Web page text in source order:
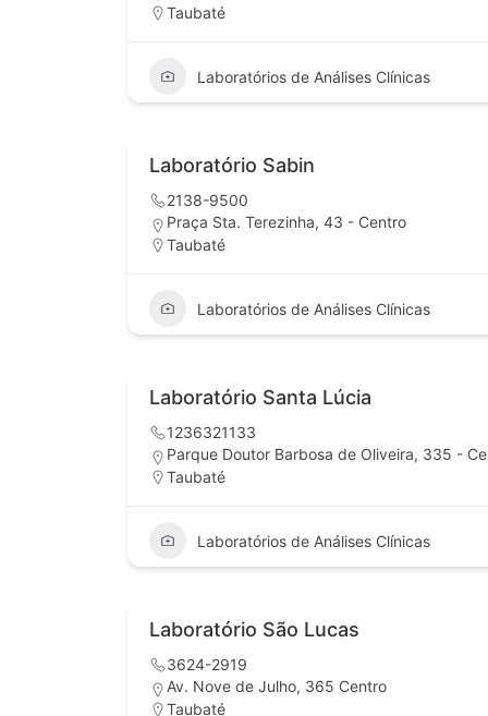
Taubaté
Laboratórios de Análises Clínicas
Laboratório Sabin
2138-9500
Praça Sta. Terezinha, 43 - Centro
Taubaté
Laboratórios de Análises Clínicas
Laboratório Santa Lúcia
1236321133
Parque Doutor Barbosa de Oliveira, 335 -
Taubaté
Laboratórios de Análises Clínicas
Laboratório São Lucas
3624-2919
Av. Nove de Julho, 365 Centro
Taubaté